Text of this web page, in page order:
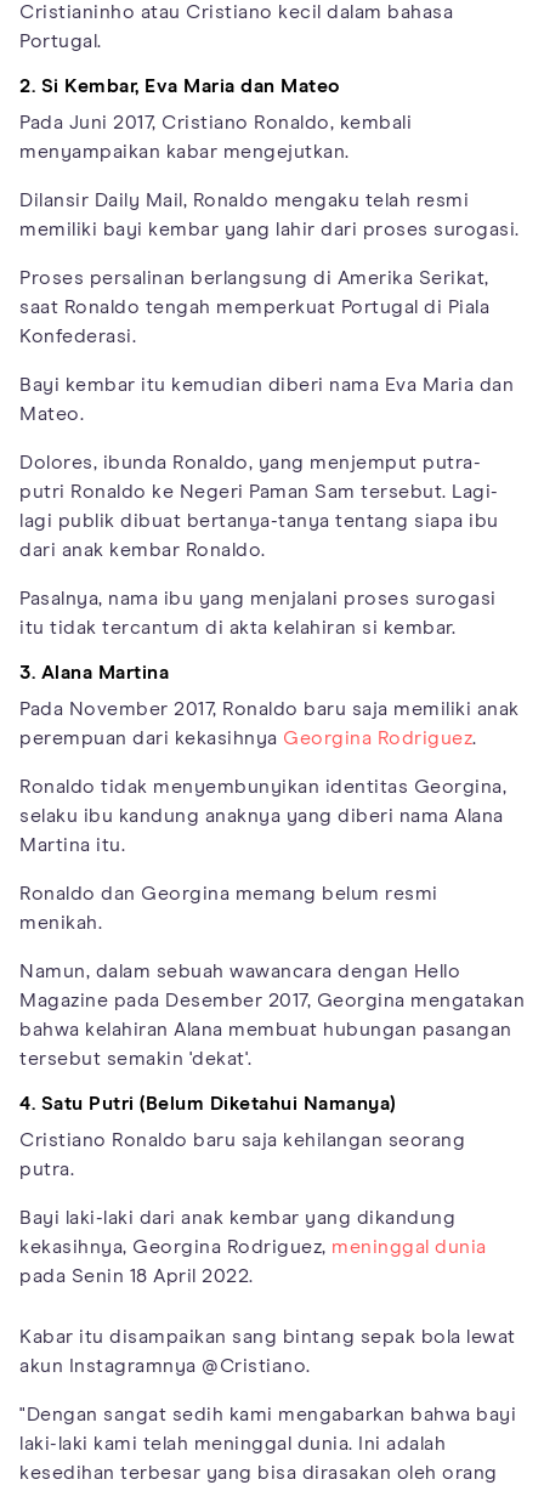
Cristianinho atau Cristiano kecil dalam bahasa
Portugal.
2. Si Kembar, Eva Maria dan Mateo
Pada Juni 2017, Cristiano Ronaldo, kembali
menyampaikan kabar mengejutkan.
Dilansir Daily Mail, Ronaldo mengaku telah resmi
memiliki bayi kembar yang lahir dari proses surogasi.
Proses persalinan berlangsung di Amerika Serikat,
saat Ronaldo tengah memperkuat Portugal di Piala
Konfederasi.
Bayi kembar itu kemudian diberi nama Eva Maria dan
Mateo.
Dolores, ibunda Ronaldo, yang menjemput putra-
putri Ronaldo ke Negeri Paman Sam tersebut. Lagi-
lagi publik dibuat bertanya-tanya tentang siapa ibu
dari anak kembar Ronaldo.
Pasalnya, nama ibu yang menjalani proses surogasi
itu tidak tercantum di akta kelahiran si kembar.
3. Alana Martina
Pada November 2017, Ronaldo baru saja memiliki anak
perempuan dari kekasihnya Georgina Rodriguez.
Ronaldo tidak menyembunyikan identitas Georgina,
selaku ibu kandung anaknya yang diberi nama Alana
Martina itu.
Ronaldo dan Georgina memang belum resmi
menikah.
Namun, dalam sebuah wawancara dengan Hello
Magazine pada Desember 2017, Georgina mengatakan
bahwa kelahiran Alana membuat hubungan pasangan
tersebut semakin 'dekat'.
4. Satu Putri (Belum Diketahui Namanya)
Cristiano Ronaldo baru saja kehilangan seorang
putra.
Bayi laki-laki dari anak kembar yang dikandung
kekasihnya, Georgina Rodriguez, meninggal dunia
pada Senin 18 April 2022.
Kabar itu disampaikan sang bintang sepak bola lewat
akun Instagramnya @Cristiano.
"Dengan sangat sedih kami mengabarkan bahwa bayi
laki-laki kami telah meninggal dunia. Ini adalah
kesedihan terbesar yang bisa dirasakan oleh orang